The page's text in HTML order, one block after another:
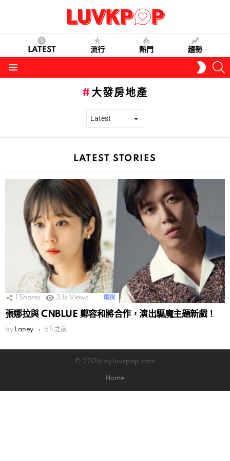
LATEST 流行 熱門 趨勢
SKIN
大發房地產
LATEST STORIES
Shares 3.1k Views 電視
張娜拉與 CNBLUE 鄭容和將合作，演出驅魔主題新戲！
by Laney 6年之前
© 2026 by luvkpop.com
Home